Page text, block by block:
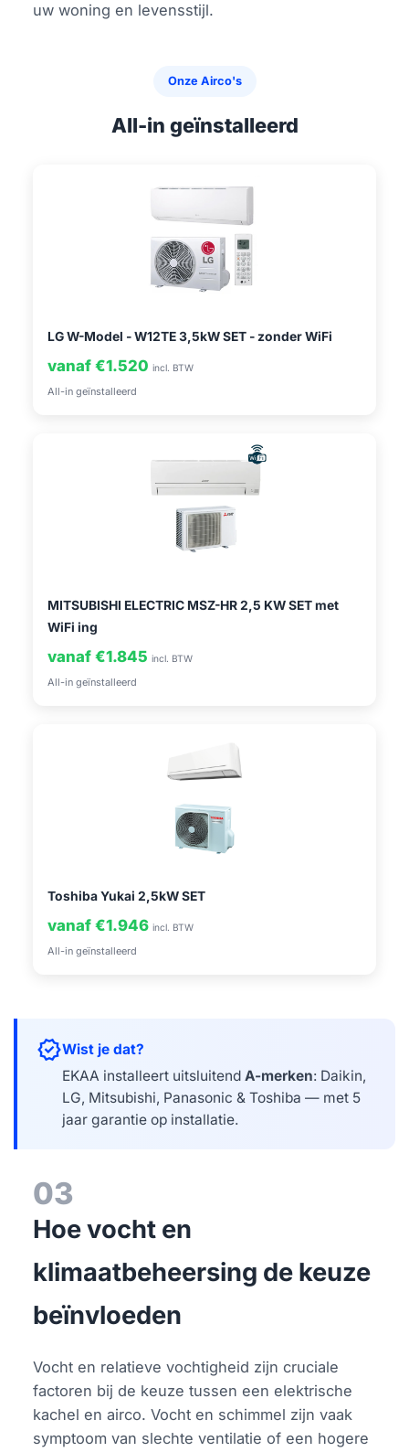
uw woning en levensstijl.
Onze Airco's
All-in geïnstalleerd
LG W-Model - W12TE 3,5kW SET - zonder WiFi
vanaf €1.520 incl. BTW
All-in geïnstalleerd
MITSUBISHI ELECTRIC MSZ-HR 2,5 KW SET met
WiFi ing
vanaf €1.845 incl. BTW
All-in geïnstalleerd
Toshiba Yukai 2,5kW SET
vanaf €1.946 incl. BTW
All-in geïnstalleerd
verifiedWist je dat?
EKAA installeert uitsluitendA-merken: Daikin,
LG, Mitsubishi, Panasonic & Toshiba — met 5
jaar garantie op installatie.
03
Hoe vocht en
klimaatbeheersing de keuze
beïnvloeden
Vocht en relatieve vochtigheid zijn cruciale
factoren bij de keuze tussen een elektrische
kachel en airco. Vocht en schimmel zijn vaak
symptoom van slechte ventilatie of een hogere